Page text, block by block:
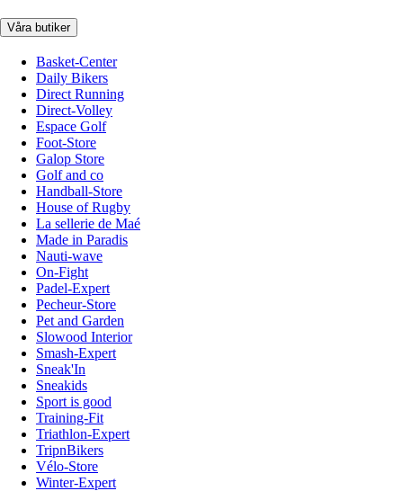
Våra butiker
Basket-Center
Daily Bikers
Direct Running
Direct-Volley
Espace Golf
Foot-Store
Galop Store
Golf and co
Handball-Store
House of Rugby
La sellerie de Maé
Made in Paradis
Nauti-wave
On-Fight
Padel-Expert
Pecheur-Store
Pet and Garden
Slowood Interior
Smash-Expert
Sneak'In
Sneakids
Sport is good
Training-Fit
Triathlon-Expert
TripnBikers
Vélo-Store
Winter-Expert